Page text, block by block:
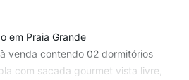
em Praia Grande
venda contendo 02 dormitórios
com sacada gourmet vista livre,